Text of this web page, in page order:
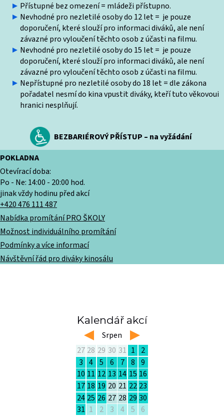
Přístupné bez omezení = mládeži přístupno.
Nevhodné pro nezletilé osoby do 12 let = je pouze
doporučení, které slouží pro informaci diváků, ale není
závazné pro vyloučení těchto osob z účasti na filmu.
Nevhodné pro nezletilé osoby do 15 let = je pouze
doporučení, které slouží pro informaci diváků, ale není
závazné pro vyloučení těchto osob z účasti na filmu.
Nepřístupné pro nezletilé osoby do 18 let = dle zákona
pořadatel nesmí do kina vpustit diváky, kteří tuto věkovoui
hranici nesplňují.
BEZBARIÉROVÝ PŘÍSTUP – na vyžádání
POKLADNA
Otevírací doba:
Po - Ne: 14:00 - 20:00 hod.
jinak vždy hodinu před akcí
+420 476 111 487
Nabídka promítání PRO ŠKOLY
Možnost individuálního promítání
Podmínky a více informací
Návštěvní řád pro diváky kinosálu
Kalendář akcí
left Srpen right
27 28 29 30 31 1
2
3
4 5 6 7 8
9
10 11 12 13 14 15 16
17 18 19 20 21 22 23
24 25 26 27 28 29 30
31 1 2 3 4 5 6